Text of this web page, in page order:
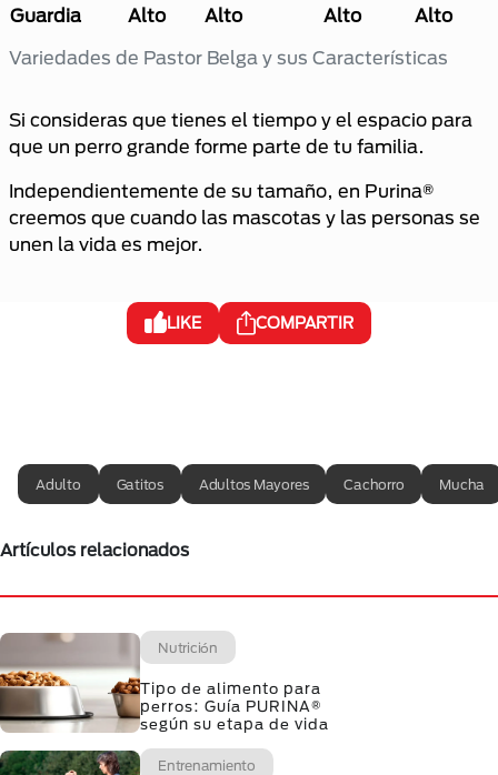
Variedades de Pastor Belga y sus Características
Guardia
Alto Alto Alto Alto
Si consideras que tienes el tiempo y el espacio para
que un perro grande forme parte de tu familia.
Independientemente de su tamaño, en Purina®
creemos que cuando las mascotas y las personas se
unen la vida es mejor.
LIKE COMPARTIR
Adulto Gatitos Adultos Mayores Cachorro Mucha
Artículos relacionados
Nutrición
Tipo de alimento para
perros: Guía PURINA®
según su etapa de vida
Entrenamiento